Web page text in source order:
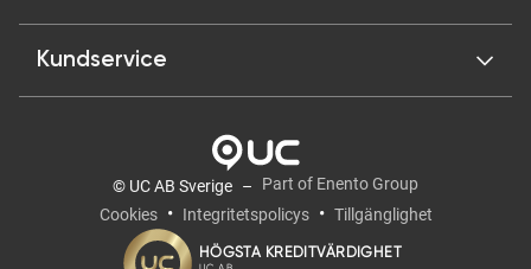
Kundservice
© UC AB Sverige
Part of Enento Group
Cookies
Integritetspolicys Tillgänglighet